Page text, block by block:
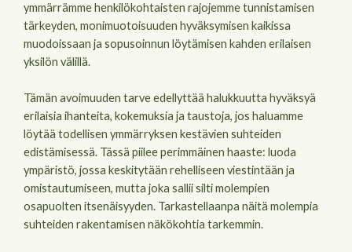
ymmärrämme henkilökohtaisten rajojemme tunnistamisen
tärkeyden, monimuotoisuuden hyväksymisen kaikissa
muodoissaan ja sopusoinnun löytämisen kahden erilaisen
yksilön välillä.
Tämän avoimuuden tarve edellyttää halukkuutta hyväksyä
erilaisia ihanteita, kokemuksia ja taustoja, jos haluamme
löytää todellisen ymmärryksen kestävien suhteiden
edistämisessä. Tässä piilee perimmäinen haaste: luoda
ympäristö, jossa keskitytään rehelliseen viestintään ja
omistautumiseen, mutta joka sallii silti molempien
osapuolten itsenäisyyden. Tarkastellaanpa näitä molempia
suhteiden rakentamisen näkökohtia tarkemmin.